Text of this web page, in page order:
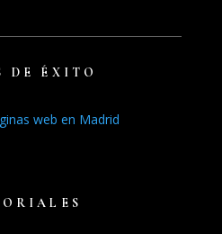
DE ÉXITO
web en Madrid